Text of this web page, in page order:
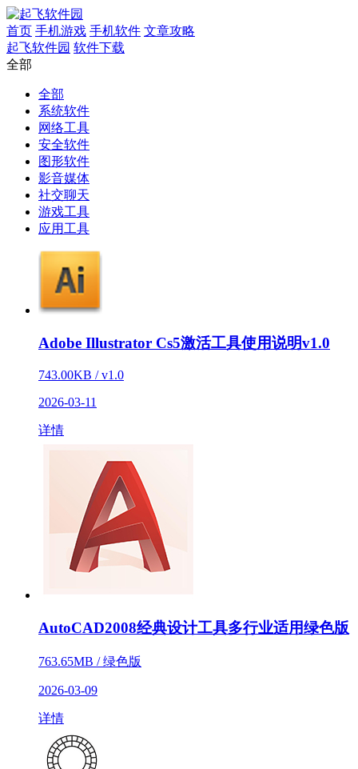
首页 手机游戏 手机软件 文章攻略
起飞软件园 软件下载
全部
全部
系统软件
网络工具
安全软件
图形软件
影音媒体
社交聊天
游戏工具
应用工具
Adobe Illustrator Cs5激活工具使用说明v1.0
743.00KB / v1.0
2026-03-11
详情
AutoCAD2008经典设计工具多行业适用绿色版
763.65MB / 绿色版
2026-03-09
详情